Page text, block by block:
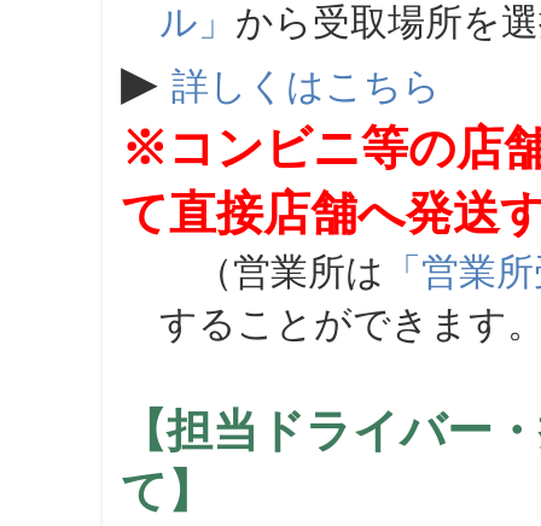
ル」 から受取場所を
▶ 詳しくはこちら
※コンビニ等の店
て直接店舗へ発送
（営業所は 「営業
することができます
【担当ドライバー
て】